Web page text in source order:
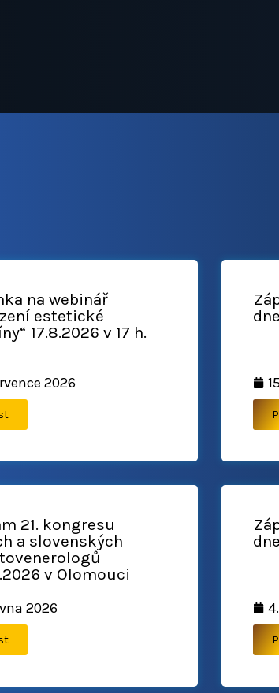
na webinář
estetické
17.8.2026 v 17 h.
2026
21. kongresu
a slovenských
v Olomouci
2026